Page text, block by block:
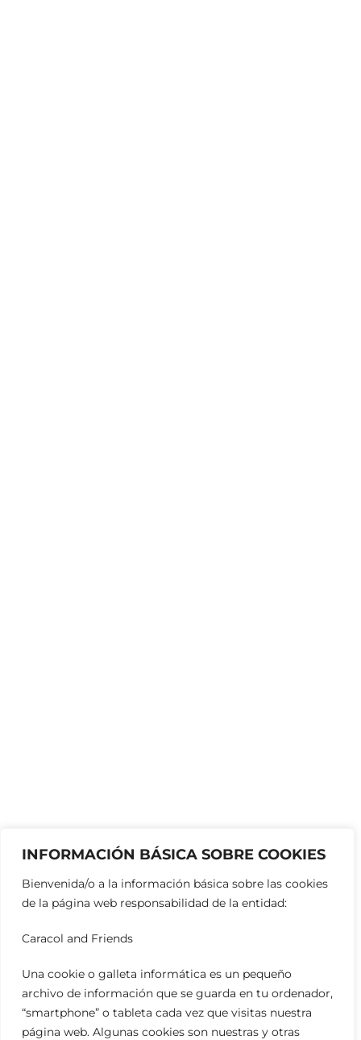
INFORMACIÓN BÁSICA SOBRE COOKIES
Bienvenida/o a la información básica sobre las cookies
de la página web responsabilidad de la entidad:
Caracol and Friends
Una cookie o galleta informática es un pequeño
archivo de información que se guarda en tu ordenador,
“smartphone” o tableta cada vez que visitas nuestra
página web. Algunas cookies son nuestras y otras